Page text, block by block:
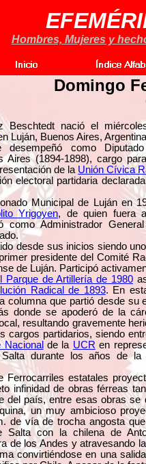
Hombres, Mujeres y
Domingo
Beschtedt nació el
Luján, Buenos Aires,
desempeñó como
Aires (1894-1898), cargo
de la Unión Cívica
electoral partidaria
Municipal de Luján en
Yrigoyen, de quien fuera
como Administrador
desde sus inicios siendo
presidente del Comité
de Luján. Participó
Parque de Artillería de 1980
Radical de 1893. En
columna que partió desde su
donde se apoderó de la
resultando gravemente
cargos partidarios, siendo
Nacional de la UCR en
durante los años de la
Ferrocarriles estatales
infinidad de obras férreas
del país, entre esas obras se
un muy ambicioso
de vía de trocha angosta
Salta con la chilena de
de los Andes y atravesando
convirtiéndose en una